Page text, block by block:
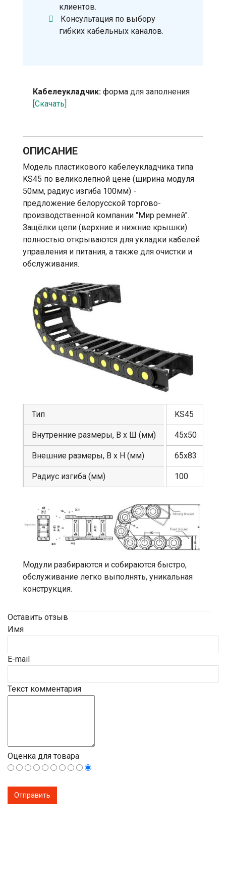
клиентов.
Консультация по выбору
гибких кабельных каналов.
Кабелеукладчик: форма для заполнения
[Скачать]
ОПИСАНИЕ
Модель пластикового кабелеукладчика типа
KS45 по великолепной цене (ширина модуля
50мм, радиус изгиба 100мм) -
предложение белорусской торгово-
производственной компании "Мир ремней".
Защёлки цепи (верхние и нижние крышки)
полностью открываются для укладки кабелей
управления и питания, а также для очистки и
обслуживания.
Тип
Внутренние размеры, В х Ш (мм)
Внешние размеры, В х Н (мм)
Радиус изгиба (мм)
KS45
45х50
65х83
100
Модули разбираются и собираются быстро,
обслуживание легко выполнять, уникальная
конструкция.
Оставить отзыв
Имя
E-mail
Текст комментария
Оценка для товара